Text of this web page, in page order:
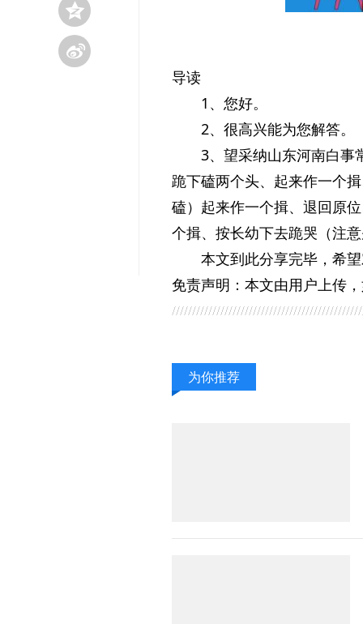
导读
1、您好。
2、很高兴能为您解答。
3、望采纳山东河南白事
跪下磕两个头、起来作一个
磕）起来作一个揖、退回原
个揖、按长幼下去跪哭（注
本文到此分享完毕，希
免责声明：本文由用户上传
为你推荐